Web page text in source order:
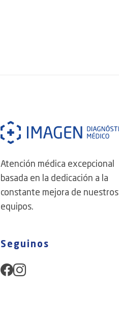
Atención médica excepcional
basada en la dedicación a la
constante mejora de nuestros
equipos.
Seguinos